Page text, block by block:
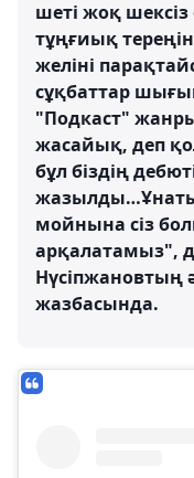
шеті жоқ
тұңғиық
желіні
сұқбаттар
"Подкаст"
жасайық, деп
бұл біздің
мойнына сіз
арқалатамыз",
Нүсіпжановтың
жазбасында.